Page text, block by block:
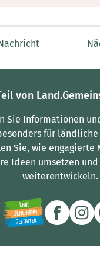
von
Sie Informationen
für
Sie, wie engagierte
Ideen umsetzen
weiterentwickeln.